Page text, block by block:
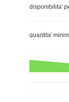
disponibilita'
quantita'